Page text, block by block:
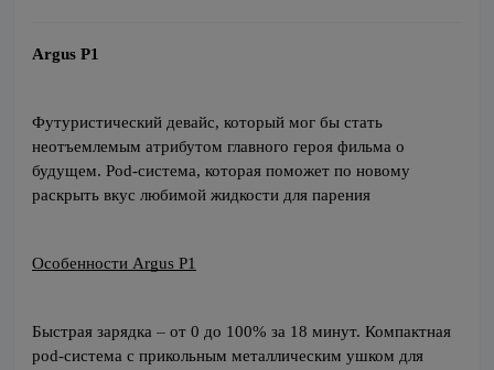
Argus P1
Футуристический девайс, который мог бы стать
неотъемлемым атрибутом главного героя фильма о
будущем. Pod-система, которая поможет по новому
раскрыть вкус любимой жидкости для парения
Особенности Argus P1
Быстрая зарядка – от 0 до 100% за 18 минут. Компактная
pod-система с прикольным металлическим ушком для